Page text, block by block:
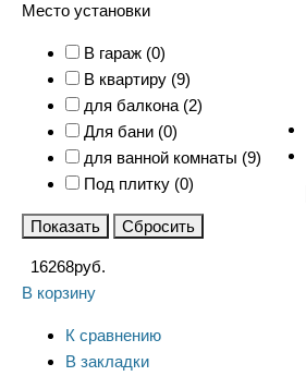
Место установки
В гараж (0)
В квартиру (9)
для балкона (2)
Для бани (0)
для ванной комнаты (9)
Под плитку (0)
Показать Сбросить
16268руб.
В корзину
К сравнению
В закладки